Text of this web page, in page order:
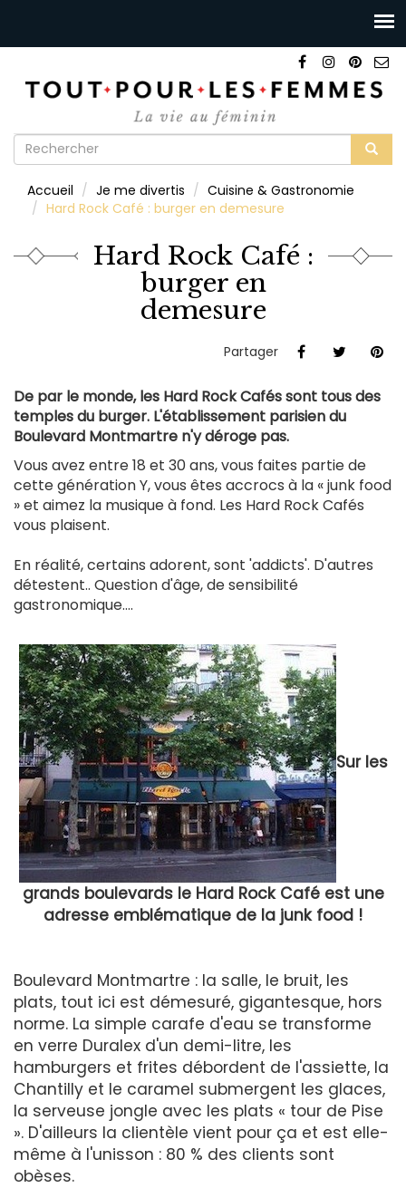
Formulaire
recherche
Accueil Je me divertis
Cuisine & Gastronomie
Hard Rock Café : burger en demesure
Hard Rock Café :
burger en
demesure
Partager
De par le monde, les Hard Rock Cafés sont tous des
temples du burger. L'établissement parisien du
Boulevard Montmartre n'y déroge pas.
Vous avez entre 18 et 30 ans, vous faites partie de
cette génération Y, vous êtes accrocs à la « junk food
» et aimez la musique à fond. Les Hard Rock Cafés
vous plaisent.
En réalité, certains adorent, sont 'addicts'. D'autres
détestent.. Question d'âge, de sensibilité
gastronomique....
Sur les
grands boulevards le Hard Rock Café est une
adresse emblématique de la junk food !
Boulevard Montmartre : la salle, le bruit, les
plats, tout ici est démesuré, gigantesque, hors
norme. La simple carafe d'eau se transforme
en verre Duralex d'un demi-litre, les
hamburgers et frites débordent de l'assiette, la
Chantilly et le caramel submergent les glaces,
la serveuse jongle avec les plats « tour de Pise
». D'ailleurs la clientèle vient pour ça et est elle-
même à l'unisson : 80 % des clients sont
obèses.